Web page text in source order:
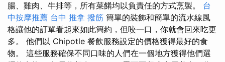
腸、雞肉、牛排等，所有菜餚均以負責任的方式烹製。 台
中按摩推薦 台中 推拿 撥筋 簡單的裝飾和簡單的流水線風
格讓他的訂單看起來如此簡約，但咬一口，你就會回來吃更
多。 他們以 Chipotle 餐飲服務設定的價格獲得最好的食
物。 這些服務確保不同口味的人們在一個地方獲得他們選